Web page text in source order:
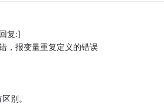
复:]
，报变量重复定义的错误
别。